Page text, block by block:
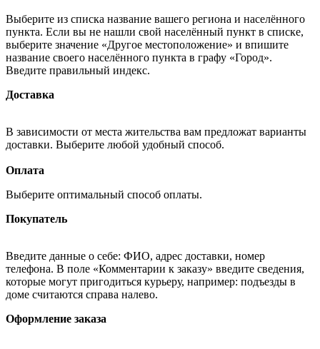
Выберите из списка название вашего региона и населённого
пункта. Если вы не нашли свой населённый пункт в списке,
выберите значение «Другое местоположение» и впишите
название своего населённого пункта в графу «Город».
Введите правильный индекс.
Доставка
В зависимости от места жительства вам предложат варианты
доставки. Выберите любой удобный способ.
Оплата
Выберите оптимальный способ оплаты.
Покупатель
Введите данные о себе: ФИО, адрес доставки, номер
телефона. В поле «Комментарии к заказу» введите сведения,
которые могут пригодиться курьеру, например: подъезды в
доме считаются справа налево.
Оформление заказа